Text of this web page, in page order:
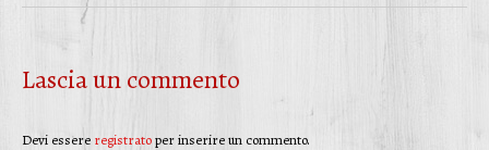
Lascia un commento
Devi essere registratoper inserire un commento.